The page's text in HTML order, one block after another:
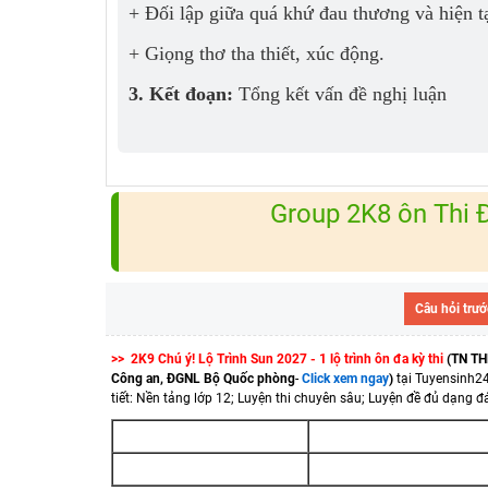
+ Đối lập giữa quá khứ đau thương và hiện
+ Giọng thơ tha thiết, xúc động.
3. Kết đoạn: Tổng kết vấn đề nghị luận
Group 2K8 ôn Thi
Câu hỏi
>> 2K9 Chú ý! Lộ Trình Sun 2027 - 1 lộ trình ôn đa kỳ thi (TN
Công an, ĐGNL Bộ Quốc phòng- Click xem ngay)tại
tiết: Nền tảng lớp 12; Luyện thi chuyên sâu; Luyện đề đủ dạng